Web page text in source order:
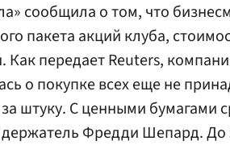
сообщила о том, что
пакета акций клуба,
Как передает Reuters,
о покупке всех еще не
штуку. С ценными бумагами
держатель Фредди Шепард. До